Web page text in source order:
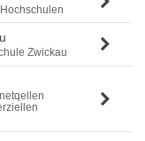
Zwickau